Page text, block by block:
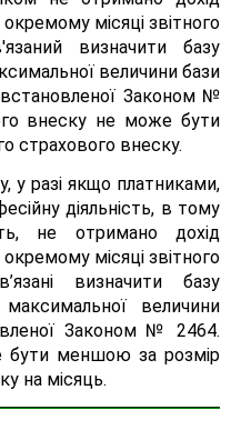
місяці звітного
визначити базу
величини бази
Законом №
внеску не може бути
страхового внеску.
у разі якщо платниками,
діяльність, в тому
не отримано дохід
місяці звітного
визначити базу
величини
Законом № 2464.
меншою за розмір
на місяць.